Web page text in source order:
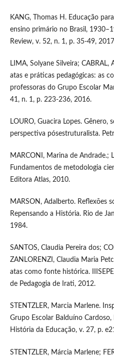
KANG, Thomas H. Educação
ensino primário no Brasil,
Review, v. 52, n. 1, p. 35-49,
LIMA, Solyane Silveira; CABRAL,
atas e práticas pedagógicas: as
professoras do Grupo Escolar
41, n. 1, p. 223-236, 2016.
LOURO, Guacira Lopes. Gênero,
perspectiva pósestruturalista.
MARCONI, Marina de Andrade.;
Fundamentos de metodologia
Editora Atlas, 2010.
MARSON, Adalberto. Reflexões
Repensando a História. Rio de
1984.
SANTOS, Claudia Pereira dos;
ZANLORENZI, Claudia Maria
atas como fonte histórica.
de Pedagogia de Irati, 2012.
STENTZLER, Marcia Marlene.
Grupo Escolar Balduíno
História da Educação, v. 27, p.
STENTZLER, Márcia Marlene;